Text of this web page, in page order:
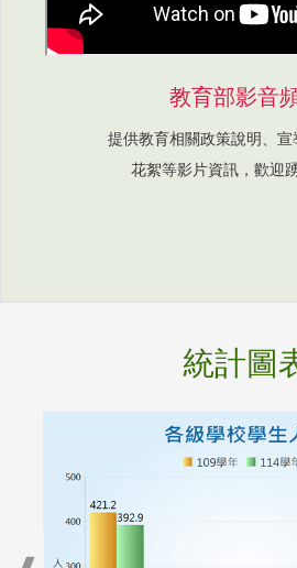
教育部影音
提供教育相關政策說明、宣
花絮等影片資訊，歡迎
統計圖